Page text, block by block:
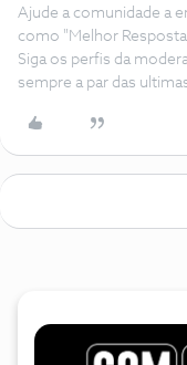
Ajude a comunidade a
como "Melhor
Siga os perfis da
sempre a par das